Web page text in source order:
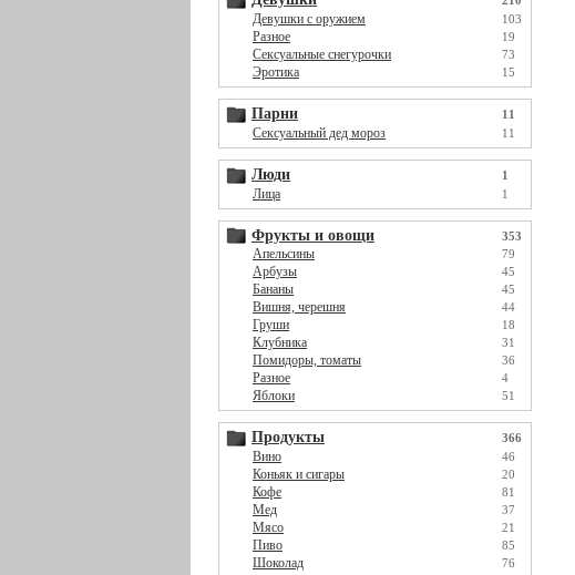
Девушки с оружием 103
Разное 19
Сексуальные снегурочки 73
Эротика 15
Парни 11
Сексуальный дед мороз 11
Люди 1
Лица 1
Фрукты и овощи 353
Апельсины 79
Арбузы 45
Бананы 45
Вишня, черешня 44
Груши 18
Клубника 31
Помидоры, томаты 36
Разное 4
Яблоки 51
Продукты 366
Вино 46
Коньяк и сигары 20
Кофе 81
Мед 37
Мясо 21
Пиво 85
Шоколад 76